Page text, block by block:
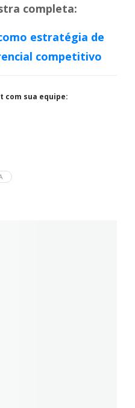
completa:
estratégia de
competitivo
com sua equipe: